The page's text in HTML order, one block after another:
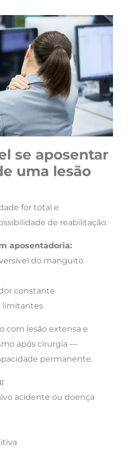
se aposentar
uma lesão
for total e
de reabilitação.
aposentadoria:
do manguito
constante
limitantes
com lesão extensa e
após cirurgia —
permanente.
acidente ou doença